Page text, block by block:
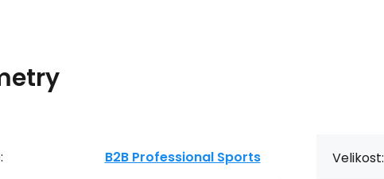
B2B Professional Sports Velikost: